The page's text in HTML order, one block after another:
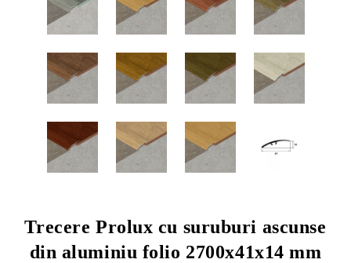
Trecere Prolux cu suruburi ascunse
din aluminiu folio 2700x41x14 mm